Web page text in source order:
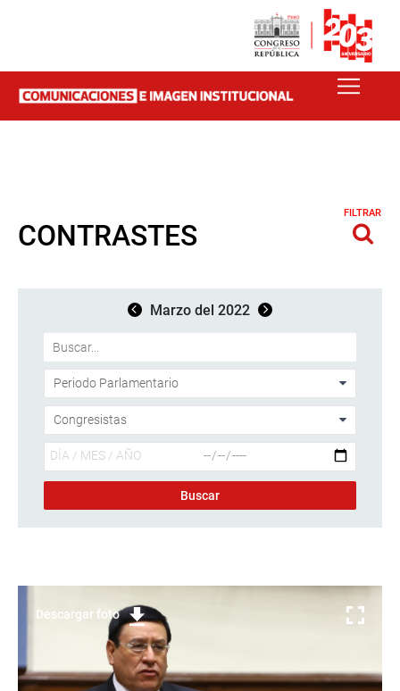
CONTRASTES
FILTRAR
Marzo del 2022
Descargar foto